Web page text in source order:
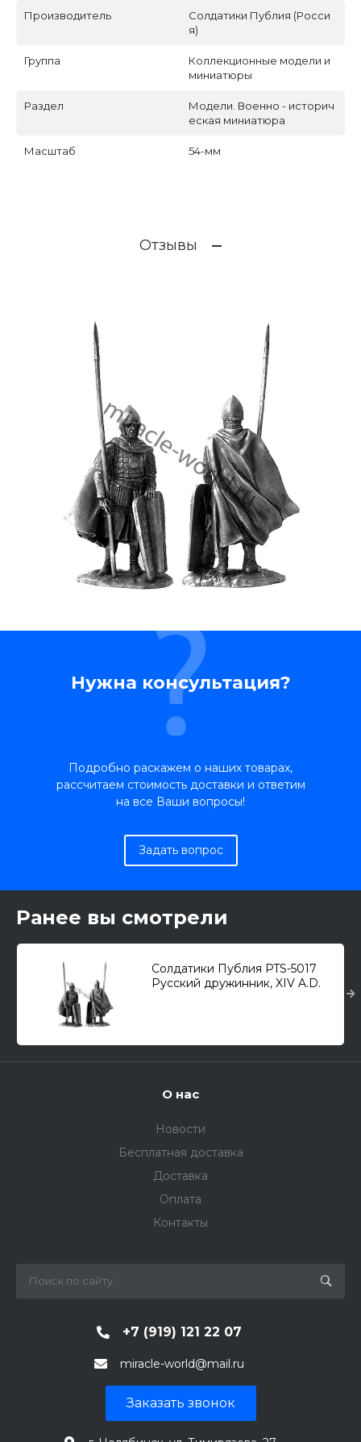
Производитель
Солдатики Публия (Росси
я)
Группа
Коллекционные модели и
миниатюры
Раздел
Модели. Военно - историч
еская миниатюра
Масштаб 54-мм
Отзывы
Нужна консультация?
Подробно раскажем о наших товарах,
рассчитаем стоимость доставки и ответим
на все Ваши вопросы!
Задать вопрос
Ранее вы смотрели
Солдатики Публия PTS-5017
Русский дружинник, XIV A.D.
О нас
Новости
Бесплатная доставка
Доставка
Оплата
Контакты
+7 (919) 121 22 07
miracle-world@mail.ru
Заказать звонок